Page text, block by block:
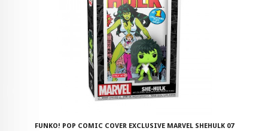
FUNKO! POP COMIC COVER EXCLUSIVE MARVEL SHEHULK 07